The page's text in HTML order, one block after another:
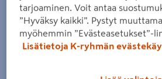
tarjoaminen. Voit antaa
”Hyväksy kaikki”. Pystyt
myöhemmin ”Evästeasetukset”-
Lisätietoja K-ryhmän